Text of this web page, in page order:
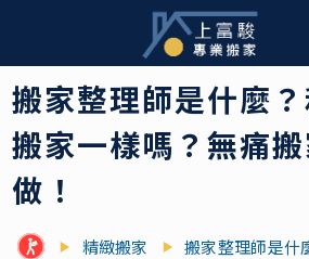
搬家整理師是什麼
搬家一樣嗎？無痛
做！
精緻搬家
搬家整理師是什